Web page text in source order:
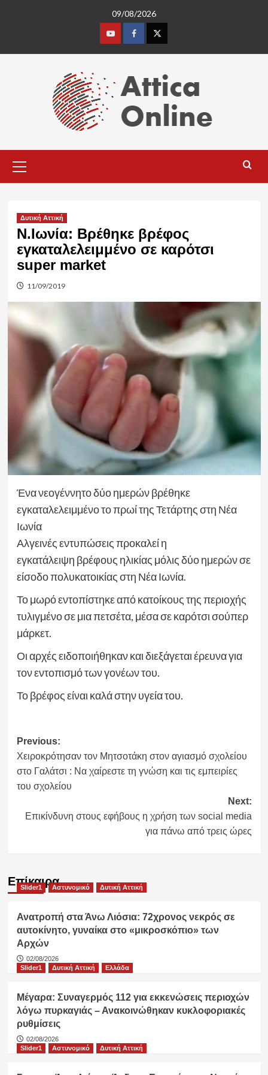
09/08/2026
YoutubeFacebookTwitter
Menu
Δυτική Αττική
Ν.Ιωνία: Βρέθηκε βρέφος
εγκαταλελειμμένο σε καρότσι
super market
11/09/2019
Ένα νεογέννητο δύο ημερών βρέθηκε
εγκαταλελειμμένο το πρωί της Τετάρτης στη Νέα
Ιωνία
Αλγεινές εντυπώσεις προκαλεί η
εγκατάλειψη βρέφους ηλικίας μόλις δύο ημερών σε
είσοδο πολυκατοικίας στη Νέα Ιωνία.
Το μωρό εντοπίστηκε από κατοίκους της περιοχής
τυλιγμένο σε μια πετσέτα, μέσα σε καρότσι σούπερ
μάρκετ.
Οι αρχές ειδοποιήθηκαν και διεξάγεται έρευνα για
τον εντοπισμό των γονέων του.
Το βρέφος είναι καλά στην υγεία του.
Post
navigation
Previous:
Χειροκρότησαν τον Μητσοτάκη στον αγιασμό σχολείου
στο Γαλάτσι : Να χαίρεστε τη γνώση και τις εμπειρίες
του σχολείου
Next:
Επικίνδυνη στους εφήβους η χρήση των social media
για πάνω από τρεις ώρες
Επίκαιρα
Slider1 Αστυνομικό Δυτική Αττική
Ανατροπή στα Άνω Λιόσια: 72χρονος νεκρός σε
αυτοκίνητο, γυναίκα στο «μικροσκόπιο» των
Αρχών
02/08/2026
Slider1
Δυτική Αττική Ελλάδα
Μέγαρα: Συναγερμός 112 για εκκενώσεις περιοχών
λόγω πυρκαγιάς – Ανακοινώθηκαν κυκλοφοριακές
ρυθμίσεις
02/08/2026
Slider1
Αστυνομικό Δυτική Αττική